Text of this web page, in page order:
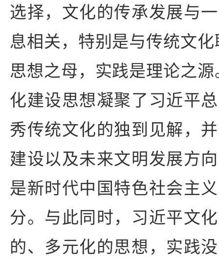
选择，文化的传承发展与
息相关，特别是与传统文
思想之母，实践是理论之
化建设思想凝聚了习近平
秀传统文化的独到见解，
建设以及未来文明发展方
是新时代中国特色社会主
分。与此同时，习近平文
的、多元化的思想，实践